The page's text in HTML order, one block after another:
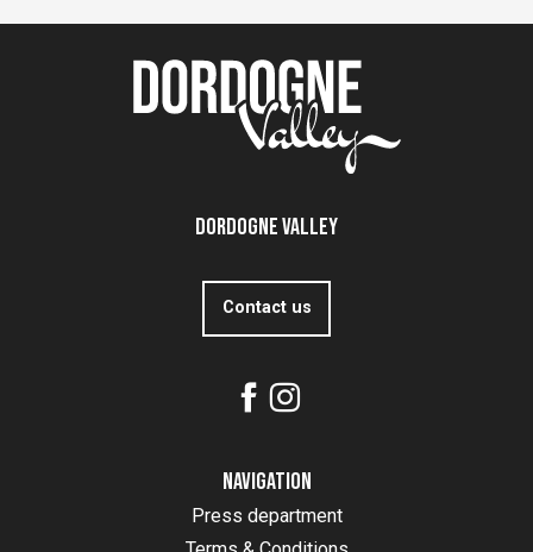
Dordogne Valley
Contact us
Navigation
Press department